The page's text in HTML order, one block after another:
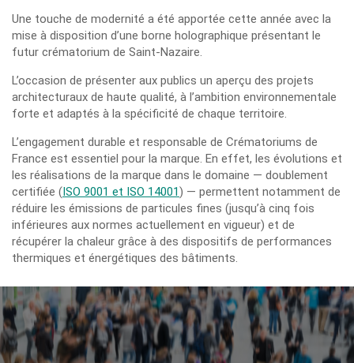
Une touche de modernité a été apportée cette année avec la
mise à disposition d’une borne holographique présentant le
futur crématorium de Saint-Nazaire.
L’occasion de présenter aux publics un aperçu des projets
architecturaux de haute qualité, à l’ambition environnementale
forte et adaptés à la spécificité de chaque territoire.
L’engagement durable et responsable de Crématoriums de
France est essentiel pour la marque. En effet, les évolutions et
les réalisations de la marque dans le domaine — doublement
certifiée (ISO 9001 et ISO 14001) — permettent notamment de
réduire les émissions de particules fines (jusqu’à cinq fois
inférieures aux normes actuellement en vigueur) et de
récupérer la chaleur grâce à des dispositifs de performances
thermiques et énergétiques des bâtiments.